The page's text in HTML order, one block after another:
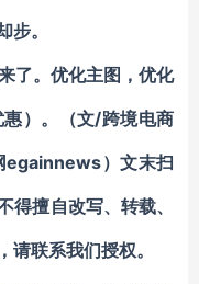
。
了。优化主图，优化
）。（文/跨境电商
egainnews）文末扫
得擅自改写、转载、
请联系我们授权。